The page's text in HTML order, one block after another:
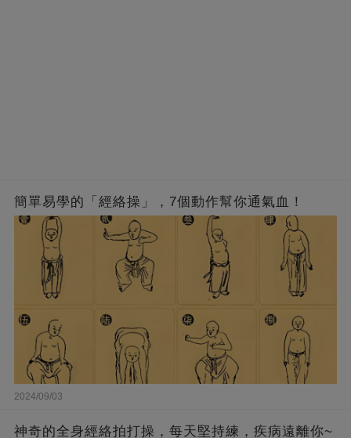
簡單易學的「經絡操」，7個動作幫你通氣血！
2024/09/03
神奇的全身經絡拍打操，每天堅持練，疾病遠離你~